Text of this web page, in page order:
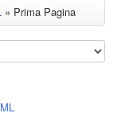
» Prima Pagina